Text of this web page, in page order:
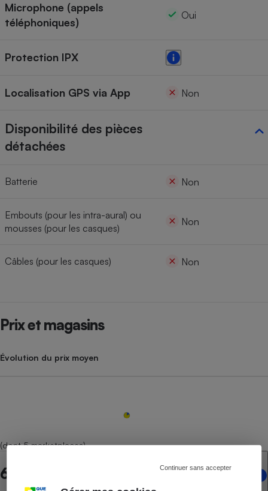
Continuer sans accepter
Microphone (appels
téléphoniques)
Oui
Protection IPX
Localisation GPS via App Non
Disponibilité des pièces
détachées
Batterie Non
Embouts (pour les intra-aural) ou
mousses (pour les casques)
Non
Câbles (pour les casques) Non
Prix et magasins
Évolution du prix moyen
(dont 5 marketplaces)
6 points de vente en ligne